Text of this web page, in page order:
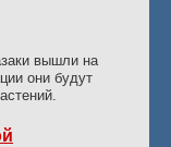
вышли на
они будут